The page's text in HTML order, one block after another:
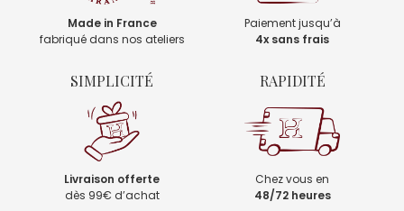
Made in France
fabriqué dans nos ateliers
Paiement jusqu’à
4x sans frais
SIMPLICITÉ
Livraison offerte
dès 99€ d’achat
RAPIDITÉ
Chez vous en
48/72 heures